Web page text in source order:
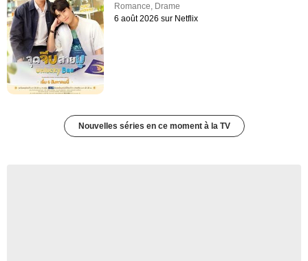
Romance Drame
6 août 2026 sur Netflix
Nouvelles séries en ce moment à la TV